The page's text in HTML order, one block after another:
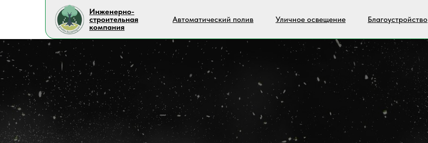
Инженерно-
строительная
компания
Автоматический полив Уличное освещение Благоустройство